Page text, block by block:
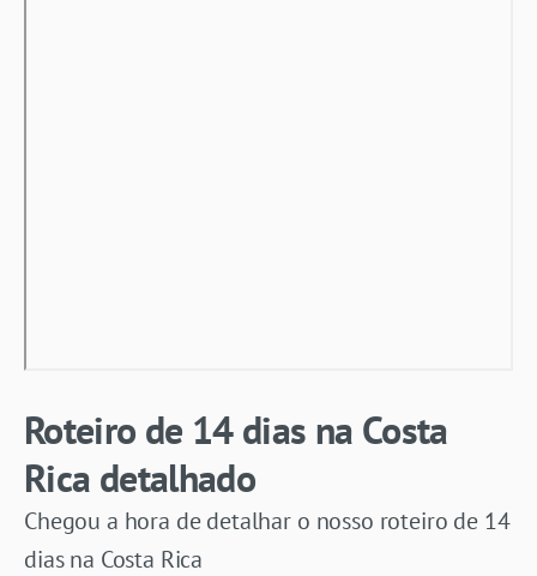
Roteiro de 14 dias na Costa
Rica detalhado
Chegou a hora de detalhar o nosso roteiro de 14
dias na Costa Rica